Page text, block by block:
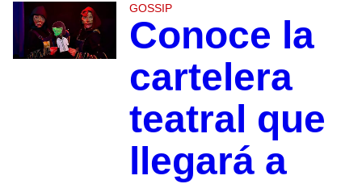
GOSSIP
Conoce la
cartelera
teatral que
llegará a